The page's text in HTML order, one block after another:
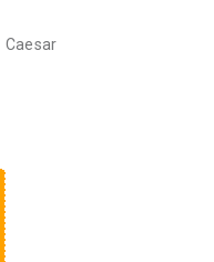
Caesar